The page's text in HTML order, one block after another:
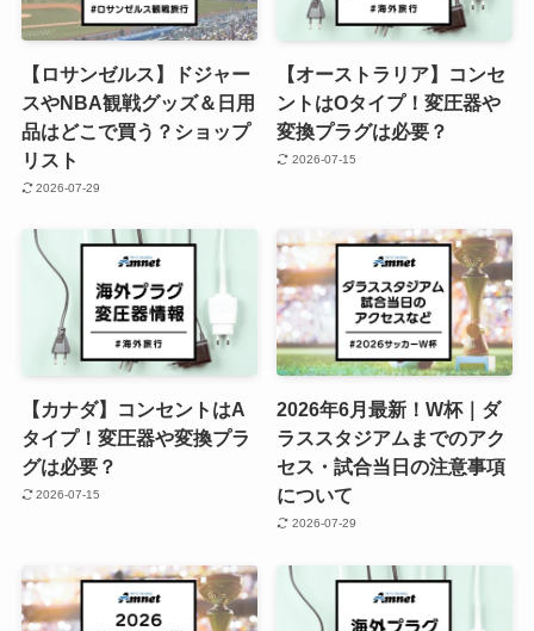
【ロサンゼルス】ドジャー
スやNBA観戦グッズ＆日用
品はどこで買う？ショップ
リスト
2026-07-29
【オーストラリア】コンセ
ントはOタイプ！変圧器や
変換プラグは必要？
2026-07-15
【カナダ】コンセントはA
タイプ！変圧器や変換プラ
グは必要？
2026-07-15
2026年6月最新！W杯｜ダ
ラススタジアムまでのアク
セス・試合当日の注意事項
について
2026-07-29